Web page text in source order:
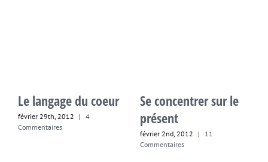
Le langage du coeur
février 29th, 2012 | 4
Commentaires
Se concentrer sur le
présent
février 2nd, 2012 |
11
Commentaires